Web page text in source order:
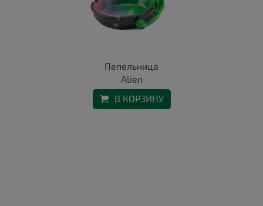
Пепельница
Alien
В КОРЗИНУ